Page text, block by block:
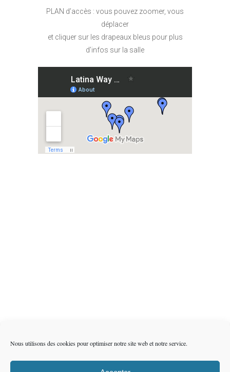
Nous utilisons des cookies pour optimiser notre site web et notre service.
PLAN d’accès : vous pouvez zoomer, vous
déplacer
et cliquer sur les drapeaux bleus pour plus
d’infos sur la salle